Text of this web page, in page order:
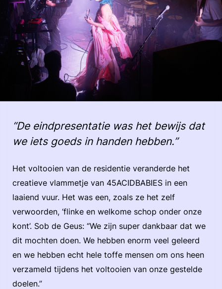
“De eindpresentatie was het bewijs dat
we iets goeds in handen hebben.”
Het voltooien van de residentie veranderde het
creatieve vlammetje van 45ACIDBABIES in een
laaiend vuur. Het was een, zoals ze het zelf
verwoorden, ‘flinke en welkome schop onder onze
kont’. Sob de Geus: “We zijn super dankbaar dat we
dit mochten doen. We hebben enorm veel geleerd
en we hebben echt hele toffe mensen om ons heen
verzameld tijdens het voltooien van onze gestelde
doelen.”